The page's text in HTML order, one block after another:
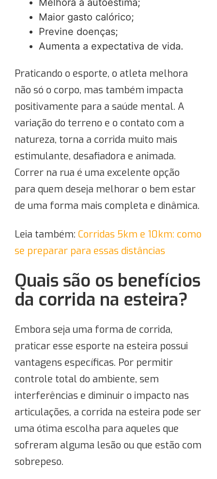
Melhora a autoestima;
Maior gasto calórico;
Previne doenças;
Aumenta a expectativa de vida.
Praticando o esporte, o atleta melhora
não só o corpo, mas também impacta
positivamente para a saúde mental. A
variação do terreno e o contato com a
natureza, torna a corrida muito mais
estimulante, desafiadora e animada.
Correr na rua é uma excelente opção
para quem deseja melhorar o bem estar
de uma forma mais completa e dinâmica.
Leia também: Corridas 5km e 10km: como
se preparar para essas distâncias
Quais são os benefícios
da corrida na esteira?
Embora seja uma forma de corrida,
praticar esse esporte na esteira possui
vantagens específicas. Por permitir
controle total do ambiente, sem
interferências e diminuir o impacto nas
articulações, a corrida na esteira pode ser
uma ótima escolha para aqueles que
sofreram alguma lesão ou que estão com
sobrepeso.